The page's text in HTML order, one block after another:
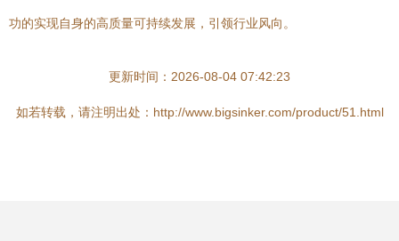
功的实现自身的高质量可持续发展，引领行业风向。
更新时间：2026-08-04 07:42:23
如若转载，请注明出处：http://www.bigsinker.com/product/51.html